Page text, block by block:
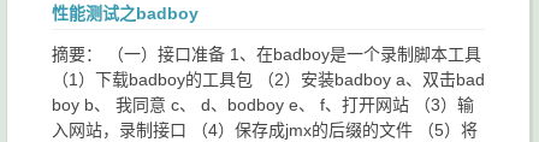
性能测试之badboy
摘要： （一）接口准备 1、在badboy是一个录制脚本工具
（1）下载badboy的工具包 （2）安装badboy a、双击bad
boy b、 我同意 c、 d、bodboy e、 f、打开网站 （3）输
入网站，录制接口 （4）保存成jmx的后缀的文件 （5）将